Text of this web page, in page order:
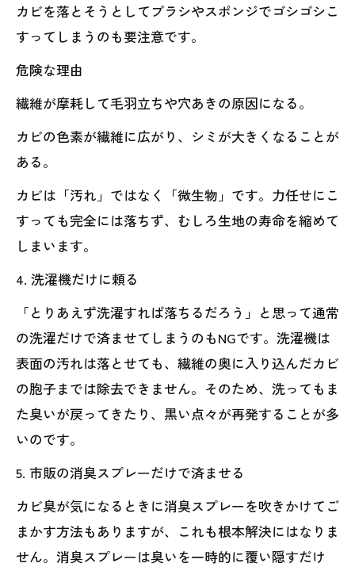
カビを落とそうとしてブラシやスポンジでゴシゴシこ
すってしまうのも要注意です。
危険な理由
繊維が摩耗して毛羽立ちや穴あきの原因になる。
カビの色素が繊維に広がり、シミが大きくなることが
ある。
カビは「汚れ」ではなく「微生物」です。力任せにこ
すっても完全には落ちず、むしろ生地の寿命を縮めて
しまいます。
4. 洗濯機だけに頼る
「とりあえず洗濯すれば落ちるだろう」と思って通常
の洗濯だけで済ませてしまうのもNGです。洗濯機は
表面の汚れは落とせても、繊維の奥に入り込んだカビ
の胞子までは除去できません。そのため、洗ってもま
た臭いが戻ってきたり、黒い点々が再発することが多
いのです。
5. 市販の消臭スプレーだけで済ませる
カビ臭が気になるときに消臭スプレーを吹きかけてご
まかす方法もありますが、これも根本解決にはなりま
せん。消臭スプレーは臭いを一時的に覆い隠すだけ